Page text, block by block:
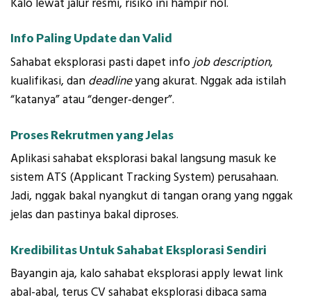
Kalo lewat jalur resmi, risiko ini hampir nol.
Info Paling Update dan Valid
Sahabat eksplorasi pasti dapet info job description,
kualifikasi, dan deadlineyang akurat. Nggak ada istilah
“katanya” atau “denger-denger”.
Proses Rekrutmen yang Jelas
Aplikasi sahabat eksplorasi bakal langsung masuk ke
sistem ATS (Applicant Tracking System) perusahaan.
Jadi, nggak bakal nyangkut di tangan orang yang nggak
jelas dan pastinya bakal diproses.
Kredibilitas Untuk Sahabat Eksplorasi Sendiri
Bayangin aja, kalo sahabat eksplorasi apply lewat link
abal-abal, terus CV sahabat eksplorasi dibaca sama